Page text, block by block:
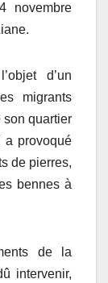
novembre
d’un
migrants
son quartier
a provoqué
de pierres,
bennes à
de la
intervenir,